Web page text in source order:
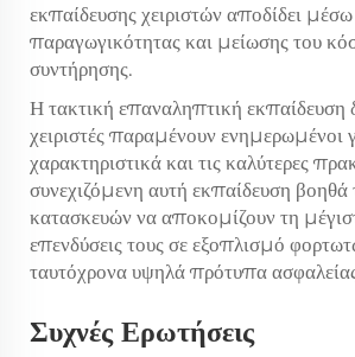
εκπαίδευσης χειριστών αποδίδει
παραγωγικότητας και μείωσης του
συντήρησης.
Η τακτική επαναληπτική εκπαίδευση
χειριστές παραμένουν ενημερωμένοι
χαρακτηριστικά και τις καλύτερες
συνεχιζόμενη αυτή εκπαίδευση βοηθά
κατασκευών να αποκομίζουν τη
επενδύσεις τους σε εξοπλισμό
ταυτόχρονα υψηλά πρότυπα
Συχνές Ερωτήσεις